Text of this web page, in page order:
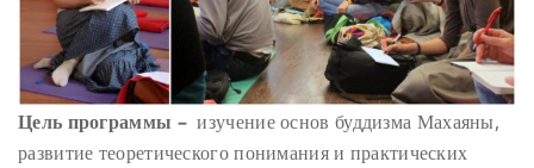
Цель программы – изучение основ буддизма Махаяны,
развитие теоретического понимания и практических